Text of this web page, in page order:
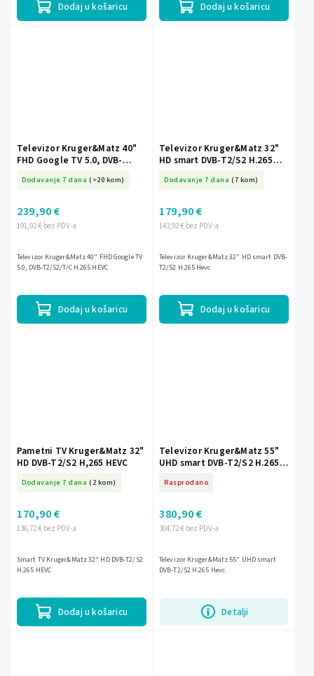
Dodaj u košaricu Dodaj u košaricu
Televizor Kruger&Matz 40"
FHD Google TV 5.0, DVB-
Dodavanje 7 dana (>20 kom)
191,92 € bez PDV-a
239,90 €
Dodaj u košaricu
Televizor Kruger&Matz 40" FHD Google TV
5.0, DVB-T2/S2/T/C H.265 HEVC
Televizor Kruger&Matz 32"
HD smart DVB-T2/S2 H.265
Dodavanje 7 dana (7 kom)
143,92 € bez PDV-a
179,90 €
Dodaj u košaricu
Televizor Kruger&Matz 32" HD smart DVB-
T2/S2 H.265 Hevc
Pametni TV Kruger&Matz 32"
HD DVB-T2/S2 H,265 HEVC
Dodavanje 7 dana (2 kom)
136,72 € bez PDV-a
170,90 €
Dodaj u košaricu
Smart TV Kruger&Matz 32" HD DVB-T2/S2
H.265 HEVC
Televizor Kruger&Matz 55"
UHD smart DVB-T2/S2 H.265
Rasprodano
304,72 € bez PDV-a
380,90 €
Detalji
Televizor Kruger&Matz 55" UHD smart
DVB-T2/S2 H.265 Hevc